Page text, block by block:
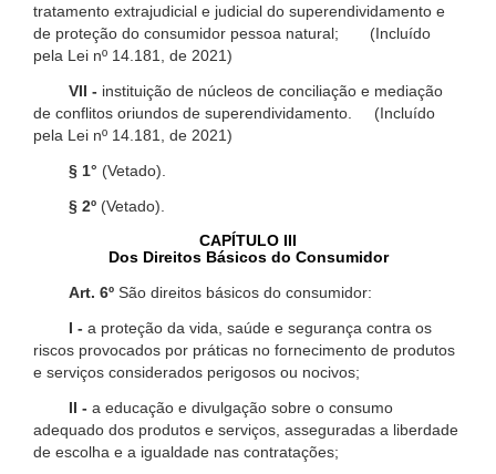
tratamento extrajudicial e judicial do superendividamento e
de proteção do consumidor pessoa natural; (Incluído
pela Lei nº 14.181, de 2021)
VII - instituição de núcleos de conciliação e mediação
de conflitos oriundos de superendividamento. (Incluído
pela Lei nº 14.181, de 2021)
§ 1° (Vetado).
§ 2º (Vetado).
CAPÍTULO III
Dos Direitos Básicos do Consumidor
Art. 6º São direitos básicos do consumidor:
I - a proteção da vida, saúde e segurança contra os
riscos provocados por práticas no fornecimento de produtos
e serviços considerados perigosos ou nocivos;
II - a educação e divulgação sobre o consumo
adequado dos produtos e serviços, asseguradas a liberdade
de escolha e a igualdade nas contratações;